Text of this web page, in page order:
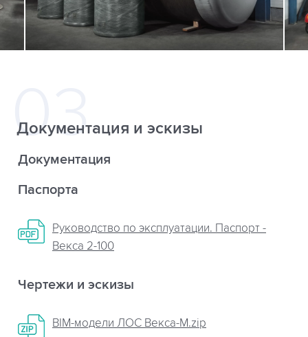
Документация и эскизы
Документация
Паспорта
Руководство по эксплуатации. Паспорт -
Векса 2-100
Чертежи и эскизы
BIM-модели ЛОС Векса-М.zip